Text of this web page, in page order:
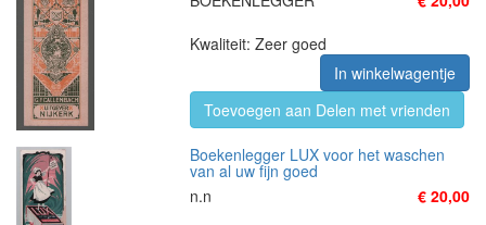
Kwaliteit: Zeer goed
In winkelwagentje
Toevoegen aan Delen met vrienden
Boekenlegger LUX voor het waschen
van al uw fijn goed
n.n
€ 20,00